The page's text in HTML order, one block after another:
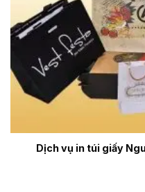
Dịch vụ in túi giấy